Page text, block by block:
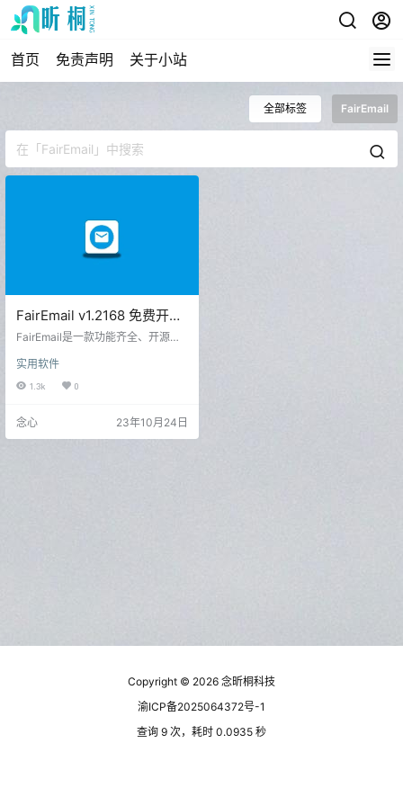
首页 免责声明 关于小站
全部标签 FairEmail
FairEmail v1.2168 免费开
源、注重隐私的电子邮件
FairEmail是一款功能齐全、开源、
支持几乎所有的电子邮件供应商，
包括Gmail、Outlook和雅虎。FairE
用。请注意，FairEmail不支持非标
准协议，如Microsoft Exchange We
实用软件
1.3k 0
念心 23年10月24日
Copyright © 2026 念昕桐科技
渝ICP备2025064372号-1
查询 9 次，耗时 0.0935 秒